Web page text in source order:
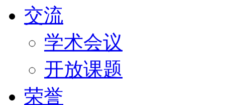
交流
学术会议
开放课题
荣誉